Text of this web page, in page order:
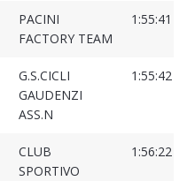
PACINI
FACTORY TEAM
1:55:41
G.S.CICLI
GAUDENZI
ASS.N
1:55:42
CLUB
SPORTIVO
1:56:22